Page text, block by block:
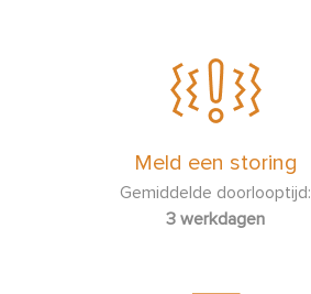
Meld een storing
Gemiddelde doorlooptijd:
3 werkdagen